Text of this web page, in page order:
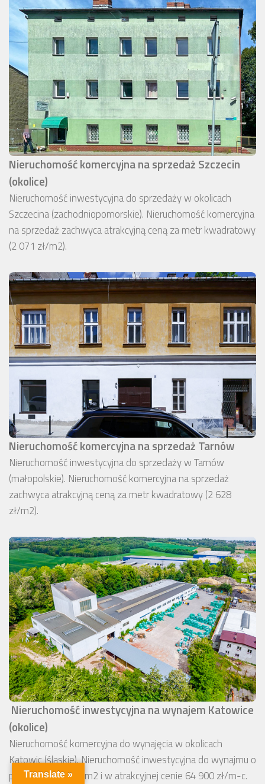
Nieruchomość komercyjna na sprzedaż Szczecin
(okolice)
Nieruchomość inwestycyjna do sprzedaży w okolicach
Szczecina (zachodniopomorskie). Nieruchomość komercyjna
na sprzedaż zachwyca atrakcyjną ceną za metr kwadratowy
(2 071 zł/m2).
Nieruchomość komercyjna na sprzedaż Tarnów
Nieruchomość inwestycyjna do sprzedaży w Tarnów
(małopolskie). Nieruchomość komercyjna na sprzedaż
zachwyca atrakcyjną ceną za metr kwadratowy (2 628
zł/m2).
Nieruchomość inwestycyjna na wynajem Katowice
(okolice)
Nieruchomość komercyjna do wynajęcia w okolicach
Katowic (śląskie). Nieruchomość inwestycyjna do wynajmu o
powierzchni 4330 m2 i w atrakcyjnej cenie 64 900 zł/m-c.
Translate »